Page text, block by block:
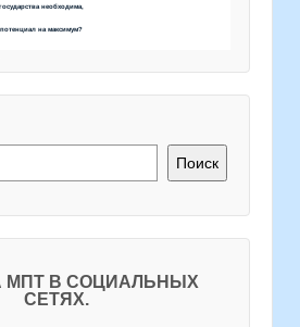
необходима,
на максимум?
Поиск
МПТ В СОЦИАЛЬНЫХ
СЕТЯХ.